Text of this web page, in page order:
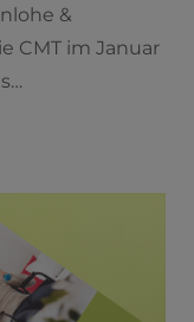
&
CMT im Januar